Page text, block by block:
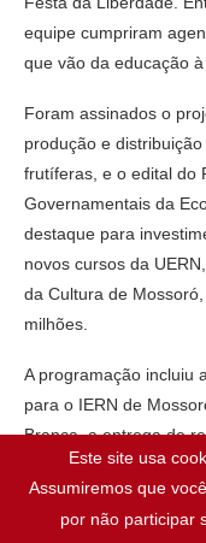
equipe cumpriram
que vão da educação à
Foram assinados o
produção e
frutíferas, e o edital do
Governamentais da
destaque para
novos cursos da
da Cultura de
milhões.
A programação incluiu
para o IERN de
Branca, a entrega de
visitas ao Hospital
Mossoró e às obras
Este site usa
Assumiremos que
por não participar